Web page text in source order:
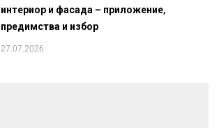
интериор и фасада – приложение,
предимства и избор
27.07.2026